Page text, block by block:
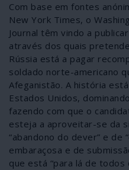
Com base em fontes
New York Times, o
Journal têm vindo a
através dos quais
Rússia está a pagar
soldado norte-americano
Afeganistão. A história
Estados Unidos,
fazendo com que o
esteja a aproveitar-se da
“abandono do dever” e de
embaraçosa e de
que está “para lá de todos